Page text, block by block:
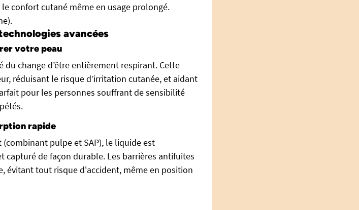
confort cutané même en usage prolongé.
avancées
votre peau
change d’être entièrement respirant. Cette
réduisant le risque d’irritation cutanée, et aidant
pour les personnes souffrant de sensibilité
rapide
pulpe et SAP), le liquide est
capturé de façon durable. Les barrières antifuites
évitant tout risque d'accident, même en position